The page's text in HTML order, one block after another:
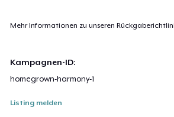
Mehr Informationen zu unseren
Kampagnen-ID:
homegrown-harmony-1
Listing melden